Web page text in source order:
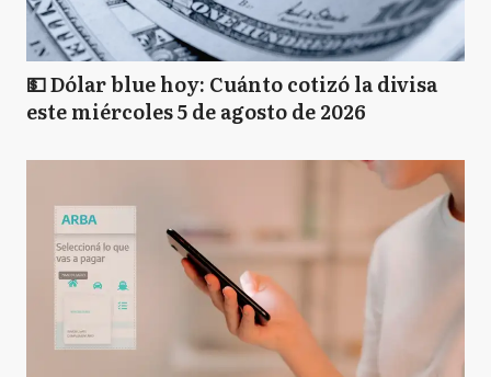
💵 Dólar blue hoy: Cuánto cotizó la divisa
este miércoles 5 de agosto de 2026